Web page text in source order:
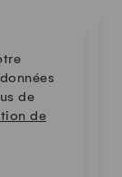
de
de